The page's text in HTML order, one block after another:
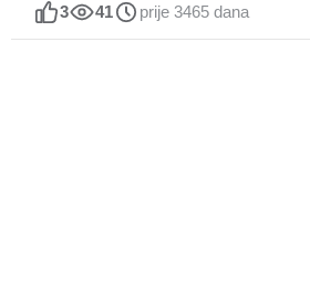
3 41 prije 3465 dana